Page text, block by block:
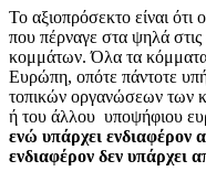
Το αξιοπρόσεκτο είναι
που πέρναγε στα ψηλά
κομμάτων. Όλα τα
Ευρώπη, οπότε πάντοτε
τοπικών οργανώσεων των
ή του άλλου υποψήφιου
ενώ υπάρχει ενδιαφέρον
ενδιαφέρον δεν υπάρχει